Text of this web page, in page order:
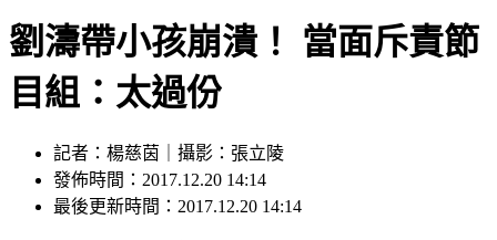
劉濤帶小孩崩潰！ 當面斥責節
目組：太過份
記者：楊慈茵｜攝影：張立陵
發佈時間：2017.12.20 14:14
最後更新時間：2017.12.20 14:14